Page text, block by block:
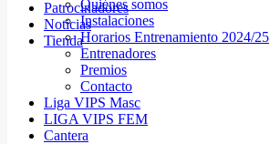
Quiénes somos
Instalaciones
Horarios Entrenamiento 2024/25
Entrenadores
Premios
Contacto
Liga VIPS Masc
LIGA VIPS FEM
Cantera
Patrocinadores
Noticias
Tienda